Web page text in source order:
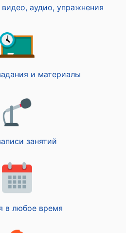
аудио, упражнения
и материалы
занятий
в любое время